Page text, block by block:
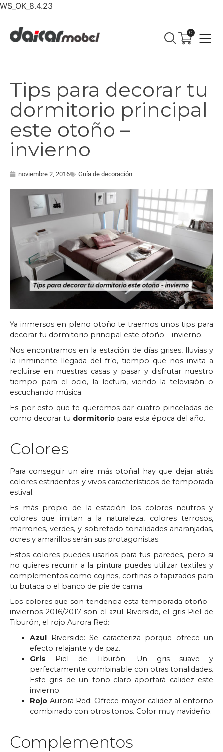
WS_OK_8.4.23
0
Tips para decorar tu
dormitorio principal
este otoño –
invierno
noviembre 2, 2016 Guía de decoración
Ya inmersos en pleno otoño te traemos unos tips para
decorar tu dormitorio principal este otoño – invierno.
Nos encontramos en la estación de días grises, lluvias y
la inminente llegada del frío, tiempo que nos invita a
recluirse en nuestras casas y pasar y disfrutar nuestro
tiempo para el ocio, la lectura, viendo la televisión o
escuchando música.
Es por esto que te queremos dar cuatro pinceladas de
como decorar tu dormitorio para esta época del año.
Colores
Para conseguir un aire más otoñal hay que dejar atrás
colores estridentes y vivos característicos de temporada
estival.
Es más propio de la estación los colores neutros y
colores que imitan a la naturaleza, colores terrosos,
marrones, verdes, y sobretodo tonalidades anaranjadas,
ocres y amarillos serán sus protagonistas.
Estos colores puedes usarlos para tus paredes, pero si
no quieres recurrir a la pintura puedes utilizar textiles y
complementos como cojines, cortinas o tapizados para
tu butaca o el banco de pie de cama.
Los colores que son tendencia esta temporada otoño –
inviernos 2016/2017 son el azul Riverside, el gris Piel de
Tiburón, el rojo Aurora Red:
Azul Riverside: Se caracteriza porque ofrece un
efecto relajante y de paz.
Gris Piel de Tiburón: Un gris suave y
perfectamente combinable con otras tonalidades.
Este gris de un tono claro aportará calidez este
invierno.
Rojo Aurora Red: Ofrece mayor calidez al entorno
combinado con otros tonos. Color muy navideño.
Complementos